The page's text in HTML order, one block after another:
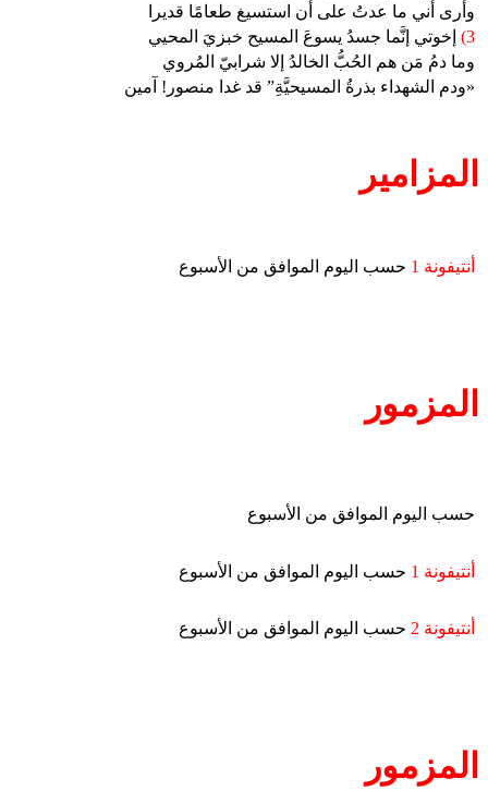
وأرى أني ما عدتُ على أن استسيغ طعامًا قديرا
3)
إخوتي إنَّما جسدُ يسوعَ المسيح خبزيَ المحيي
وما دمُ مَن هم الحُبُّ الخالدُ إلا شرابيّ المُروي
«ودم الشهداء بذرةُ المسيحيَّةِ” قد غدا منصور! آمين
المزامير
أنتيفونة 1 حسب اليوم الموافق من الأسبوع
المزمور
حسب اليوم الموافق من الأسبوع
أنتيفونة 1 حسب اليوم الموافق من الأسبوع
أنتيفونة 2 حسب اليوم الموافق من الأسبوع
المزمور